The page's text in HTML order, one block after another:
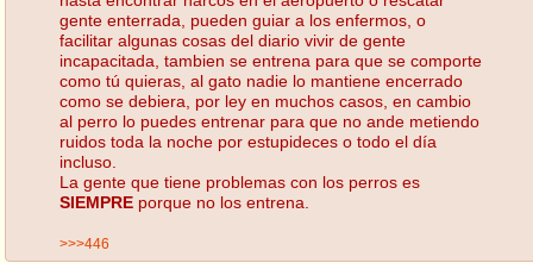
gente enterrada, pueden guiar a los enfermos, o
facilitar algunas cosas del diario vivir de gente
incapacitada, tambien se entrena para que se comporte
como tú quieras, al gato nadie lo mantiene encerrado
como se debiera, por ley en muchos casos, en cambio
al perro lo puedes entrenar para que no ande metiendo
ruidos toda la noche por estupideces o todo el día
incluso.
La gente que tiene problemas con los perros es
SIEMPRE porque no los entrena.
>>>446